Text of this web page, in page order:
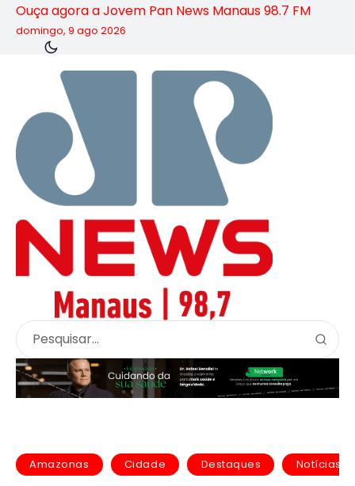
Ouça agora a Jovem Pan News Manaus 98.7 FM
domingo, 9 ago 2026
Amazonas Cidade Destaques Notícias